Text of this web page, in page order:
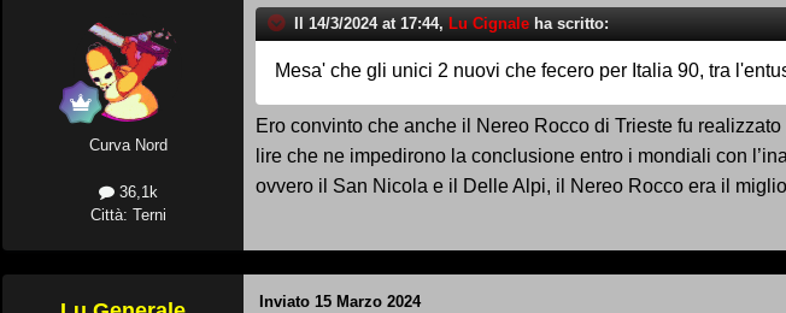
Curva Nord
36,1k
Città: Terni
Il 14/3/2024 at 17:44, Lu Cignale ha scritto:
Mesa' che gli unici 2 nuovi che fecero per Italia 90, tra
Ero convinto che anche il Nereo Rocco di Trieste fu
lire che ne impedirono la conclusione entro i mondiali con
ovvero il San Nicola e il Delle Alpi, il Nereo Rocco era il
Inviato 15 Marzo 2024